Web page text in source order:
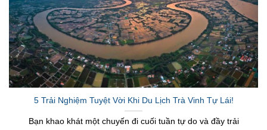
5 Trải Nghiệm Tuyệt Vời Khi Du Lịch Trà Vinh Tự Lái!
Bạn khao khát một chuyến đi cuối tuần tự do và đầy trải